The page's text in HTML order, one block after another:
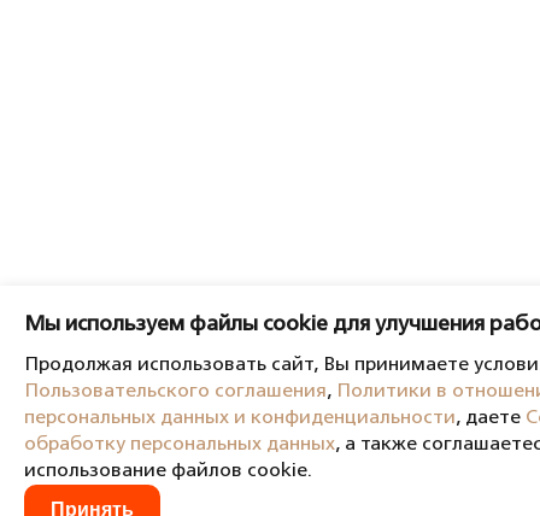
Мы используем файлы cookie для улучшения
Продолжая использовать сайт, Вы принимаете
Пользовательского соглашения, Политики в
персональных данных и конфиденциальности, даете
обработку персональных данных, а также
использование файлов cookie.
Принять